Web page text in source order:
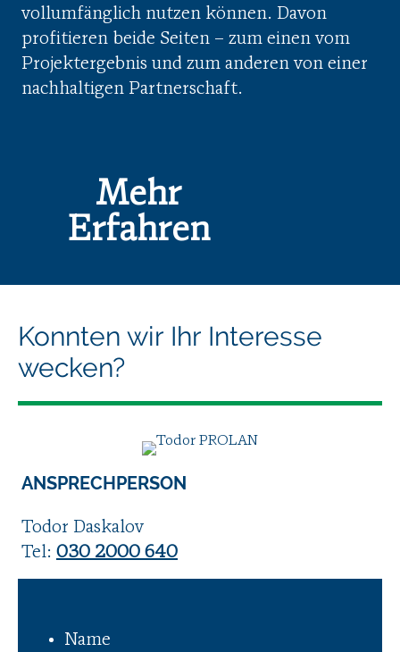
vollumfänglich nutzen können. Davon
profitieren beide Seiten – zum einen vom
Projektergebnis und zum anderen von einer
nachhaltigen Partnerschaft.
Mehr
Erfahren
Konnten wir Ihr Interesse
wecken?
ANSPRECHPERSON
Todor Daskalov
Tel: 030 2000 640
Name